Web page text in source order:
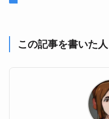
この記事を書いた人